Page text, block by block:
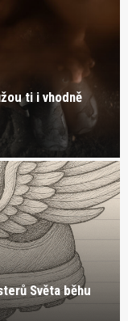
ti i vhodně
Světa běhu